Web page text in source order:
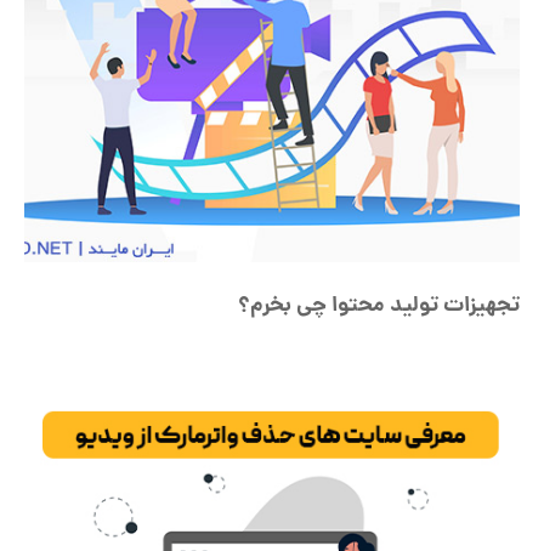
تجهیزات تولید محتوا چی بخرم؟